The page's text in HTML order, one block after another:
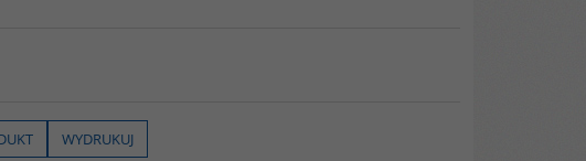
WYDRUKUJ